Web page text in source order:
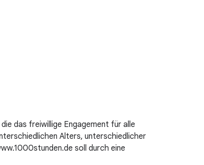
das freiwillige Engagement für alle
Alters, unterschiedlicher
soll durch eine